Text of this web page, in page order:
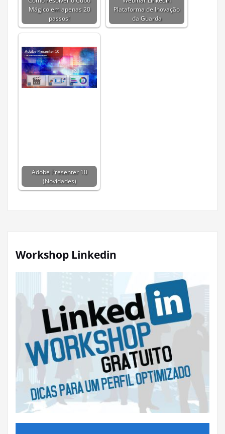
Mágico em apenas 20
passos!
Plataforma de Inovação
da Guarda
Adobe Presenter 10
(Novidades)
Workshop Linkedin